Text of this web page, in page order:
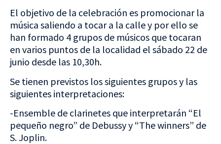
El objetivo de la celebración es promocionar la
música saliendo a tocar a la calle y por ello se
han formado 4 grupos de músicos que tocaran
en varios puntos de la localidad el sábado 22 de
junio desde las 10,30h.
Se tienen previstos los siguientes grupos y las
siguientes interpretaciones:
-Ensemble de clarinetes que interpretarán “El
pequeño negro” de Debussy y “The winners” de
S. Joplin.